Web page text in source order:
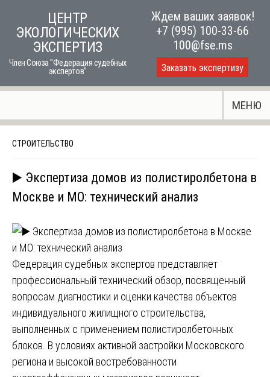
content
ЦЕНТР
ЭКОЛОГИЧЕСКИХ
ЭКСПЕРТИЗ
Член Союза "Федерация судебных
экспертов"
Ждем ваших заявок!
+7 (995) 100-33-66
100@fse.ms
Заказать экспертизу
МЕНЮ
СТРОИТЕЛЬСТВО
▶️ Экспертиза домов из полистиролбетона в
Москве и МО: технический анализ
Федерация судебных экспертов представляет
профессиональный технический обзор, посвященный
вопросам диагностики и оценки качества объектов
индивидуального жилищного строительства,
выполненных с применением полистиролбетонных
блоков. В условиях активной застройки Московского
региона и высокой востребованности